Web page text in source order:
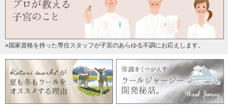
ウール肌着は
薄いので最初は心配かもしれませんが
ぜひ一年中ご愛用くださいませ♪
またレビューお待ちしております。武内ヒロコより
»国家資格を持った専任スタッフが子宮のあらゆる不調にお応えします。